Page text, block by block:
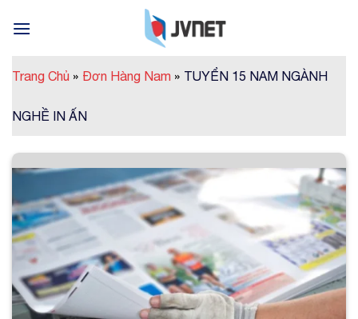
Trang Chủ » Đơn Hàng Nam » TUYỂN 15 NAM NGÀNH
NGHỀ IN ẤN